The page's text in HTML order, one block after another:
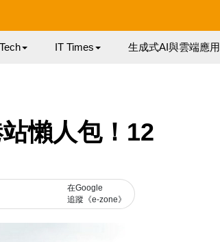
IT Times 生成式AI與雲端應用
懶人包！12
在Google
追蹤《e-zone》